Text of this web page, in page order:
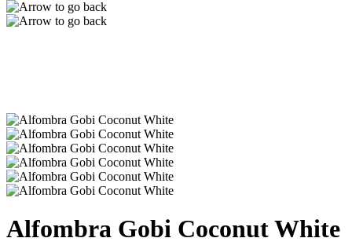
Alfombra Gobi Coconut White